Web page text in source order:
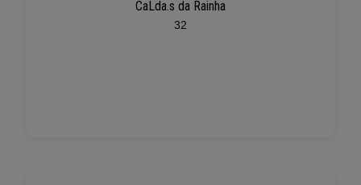
CaLda.s da Rainha
32